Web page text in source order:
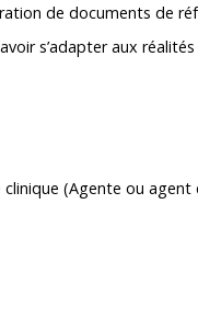
de documents de
s’adapter aux
(Agente ou